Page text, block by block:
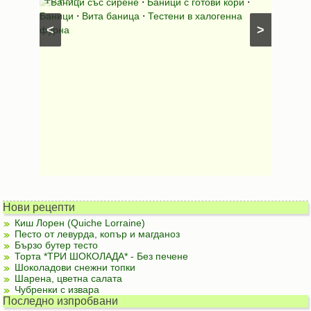
>
<
Баници със сирене ⋅ Баници с готови кори ⋅
Баници ⋅ Вита баница ⋅ Тестени в халогенна
фурна
Нови рецепти
Киш Лорен (Quiche Lorraine)
Песто от левурда, копър и магданоз
Бързо бутер тесто
Торта *ТРИ ШОКОЛАДА* - Без печене
Шоколадови снежни топки
Шарена, цветна салата
Чубренки с извара
Последно изпробвани